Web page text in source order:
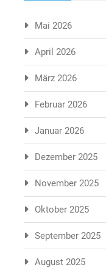
Mai 2026
April 2026
März 2026
Februar 2026
Januar 2026
Dezember 2025
November 2025
Oktober 2025
September 2025
August 2025